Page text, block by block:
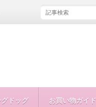
グドッグ お買い物ガイド